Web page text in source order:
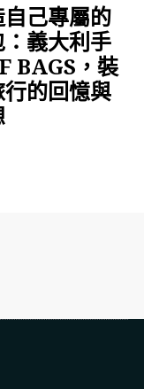
己專屬的
義大利手
BAGS，裝
的回憶與